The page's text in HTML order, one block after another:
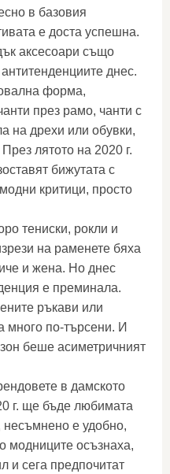
в базовия
е доста успешна.
аксесоари също
днес.
форма,
през рамо, чанти с
на дрехи или обувки,
лятото на 2020 г.
бижутата с
критици, просто
тениски, рокли и
на раменете бяха
и жена. Но днес
е преминала.
ръкави или
много по-търсени. И
беше асиметричният
в дамското
г. ще бъде любимата
несъмнено е удобно,
модниците осъзнаха,
и сега предпочитат